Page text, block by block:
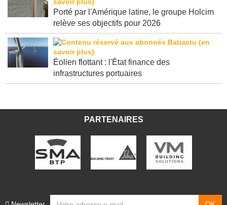
Porté par l'Amérique latine, le groupe Holcim
relève ses objectifs pour 2026
Éolien flottant : l'État finance des
infrastructures portuaires
PARTENAIRES